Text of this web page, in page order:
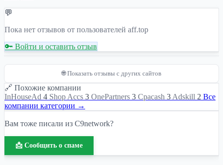
💬
Пока нет отзывов от пользователей aff.top
🔑 Войти и оставить отзыв
🌐 Показать отзывы с других сайтов
🔗 Похожие компании
InHouseAd 4 Shop Accs 3 OnePartners 3 Cpacash 3 Adskill 2 Все
компании категории →
Вам тоже писали из C9network?
📩 Сообщить о спаме